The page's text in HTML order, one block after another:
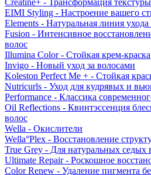
Creatine+ - Трансформация текстуры
EIMI Styling - Настроение вашего
Elements - Натуральная линия ухода
Fusion - Интенсивное
волос
Illumina Color - Стойкая крем-краска
Invigo - Новый уход за волосами
Koleston Perfect Me + - Стойкая
Nutricurls - Уход для кудрявых и
Performance - Классика
Oil Reflections - Квинтэссенция
волос
Wella - Окислители
Wella°Plex - Восстановление
True Grey - Для натуральных седых
Ultimate Repair - Роскошное
Color Renew - Удаление пигмента